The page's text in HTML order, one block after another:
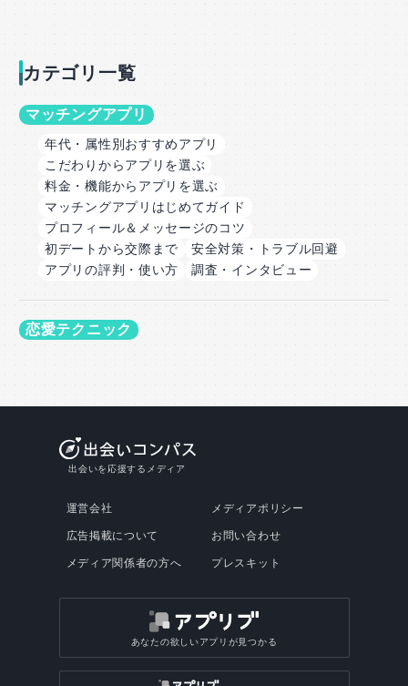
カテゴリ一覧
マッチングアプリ
年代・属性別おすすめアプリ
こだわりからアプリを選ぶ
料金・機能からアプリを選ぶ
マッチングアプリはじめてガイド
プロフィール＆メッセージのコツ
初デートから交際まで
安全対策・トラブル回避
アプリの評判・使い方
調査・インタビュー
恋愛テクニック
出会いを応援するメディア
運営会社
広告掲載について
メディア関係者の方へ
メディアポリシー
お問い合わせ
プレスキット
あなたの欲しいアプリが見つかる